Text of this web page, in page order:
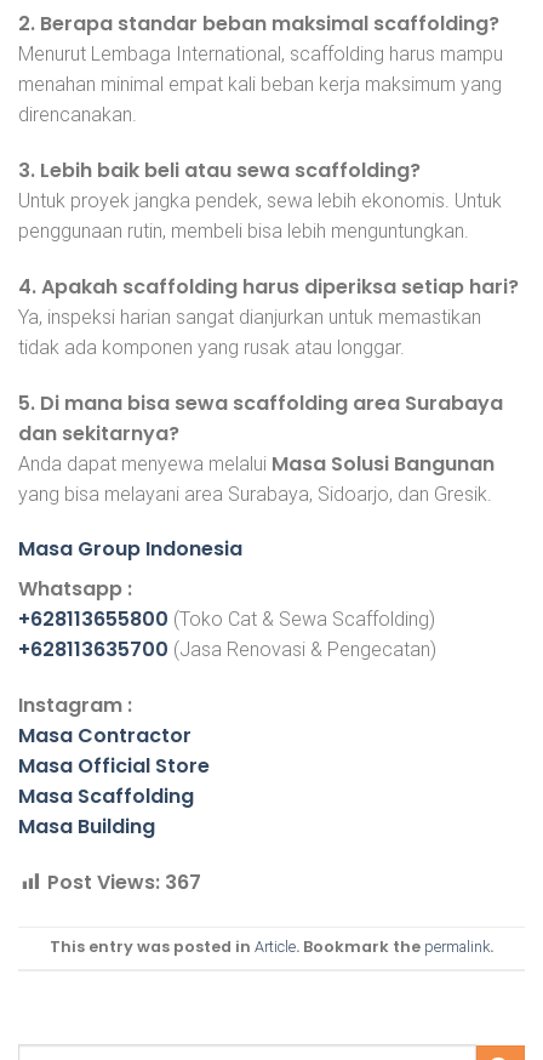
2. Berapa standar beban maksimal scaffolding?
Menurut Lembaga International, scaffolding harus mampu
menahan minimal empat kali beban kerja maksimum yang
direncanakan.
3. Lebih baik beli atau sewa scaffolding?
Untuk proyek jangka pendek, sewa lebih ekonomis. Untuk
penggunaan rutin, membeli bisa lebih menguntungkan.
4. Apakah scaffolding harus diperiksa setiap hari?
Ya, inspeksi harian sangat dianjurkan untuk memastikan
tidak ada komponen yang rusak atau longgar.
5. Di mana bisa sewa scaffolding area Surabaya
dan sekitarnya?
Anda dapat menyewa melalui Masa Solusi Bangunan
yang bisa melayani area Surabaya, Sidoarjo, dan Gresik.
Masa Group Indonesia
Whatsapp :
+628113655800 (Toko Cat & Sewa Scaffolding)
+628113635700 (Jasa Renovasi & Pengecatan)
Instagram :
Masa Contractor
Masa Official Store
Masa Scaffolding
Masa Building
Post Views: 367
This entry was posted in Article. Bookmark the permalink.